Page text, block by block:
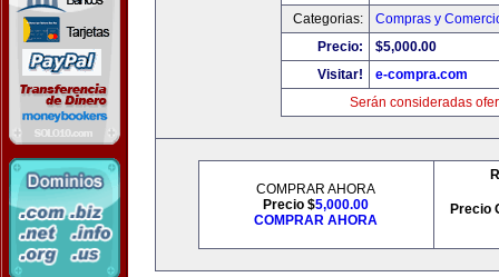
Categorias:
Compras y
Precio:
$5,000.00
Visitar!
e-compra.com
Serán consideradas
COMPRAR AHORA
Precio $5,000.00
COMPRAR AHORA
Precio